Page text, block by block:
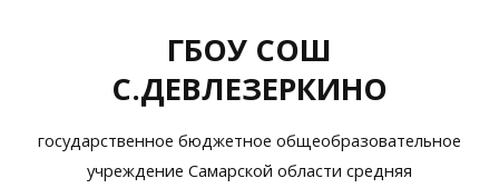
ГБОУ СОШ
С.ДЕВЛЕЗЕРКИНО
государственное бюджетное общеобразовательное
учреждение Самарской области средняя